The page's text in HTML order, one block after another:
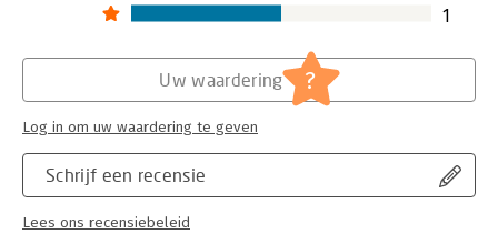
1
Schrijf een recensie
Lees ons recensiebeleid
Uw waardering ?
Log in om uw waardering te geven